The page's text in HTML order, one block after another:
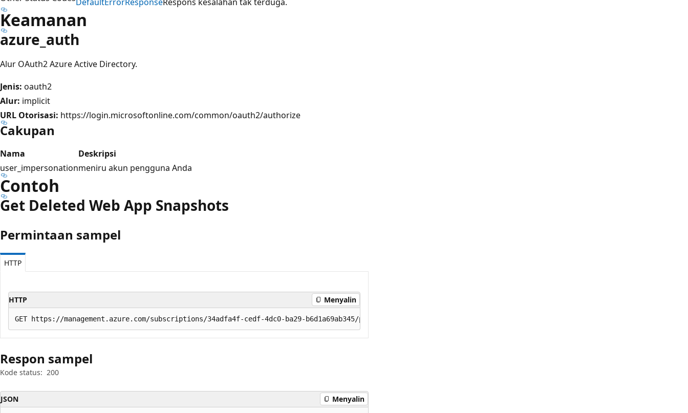
Keamanan
azure_auth
Alur OAuth2 Azure Active Directory.
Jenis: oauth2
Alur: implicit
URL Otorisasi: https://login.microsoftonline.com/common/oauth2/authorize
Cakupan
Nama
Deskripsi
user_impersonationmeniru akun pengguna Anda
Contoh
Get Deleted Web App Snapshots
Permintaan sampel
HTTP
HTTP Menyalin
Respon sampel
Kode status: 200
JSON Menyalin